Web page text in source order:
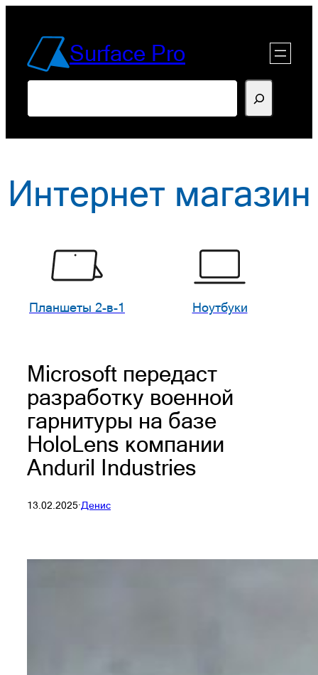
содержимомуSurface Pro
Интернет магазин
Планшеты 2-в-1 Ноутбуки
Microsoft передаст
разработку военной
гарнитуры на базе
HoloLens компании
Anduril Industries
13.02.2025·Денис